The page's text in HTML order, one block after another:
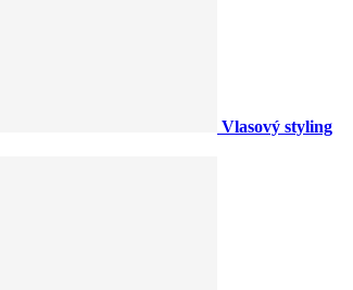
Vlasový styling